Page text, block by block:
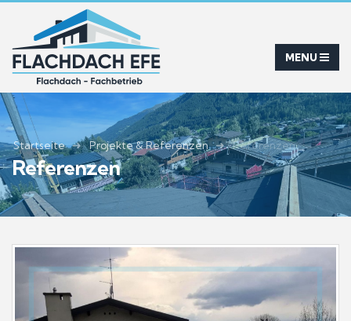
Startseite Projekte & Referenzen Referenzen
Referenzen